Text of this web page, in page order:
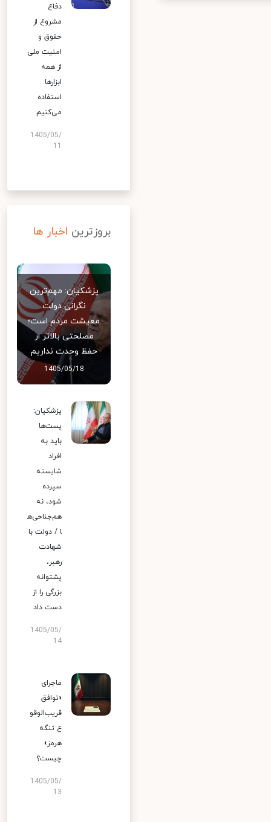
دفاع
مشروع از
حقوق و
امنیت ملی
از همه
ابزارها
استفاده
می‌کنیم
1405/05/
بروزترین اخبار ها
پزشکیان: مهم‌ترین
نگرانی دولت
معیشت مردم است؛
مصلحتی بالاتر از
حفظ وحدت نداریم
1405/05/18
پزشکیان:
پست‌ها
باید به
افراد
شایسته
سپرده
شود، نه
هم‌جناحی‌ه
ا / دولت با
شهادت
رهبر،
پشتوانه
بزرگی را از
دست داد
1405/05/
14
ماجرای
«توافق
قریب‌الوقو
ع تنگه
هرمز»
چیست؟
1405/05/
13